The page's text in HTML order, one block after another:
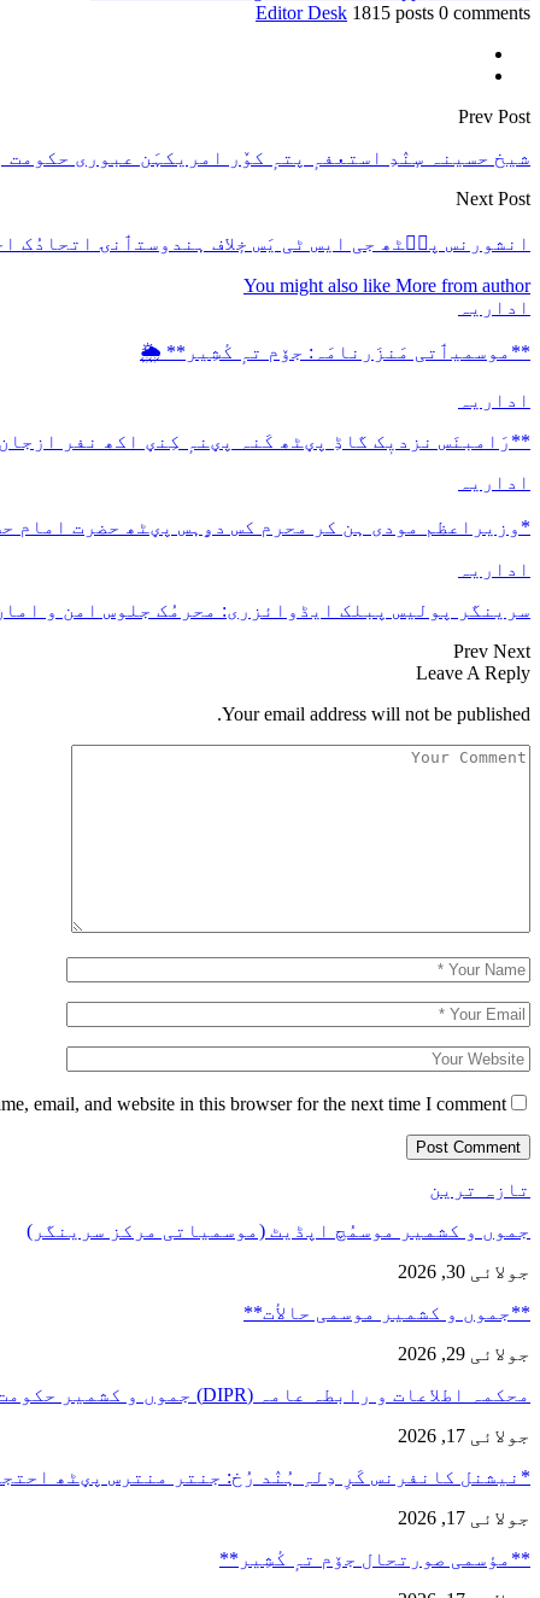
Editor Desk 1815 posts 0 comments
Prev Post
شیخ حسینہ سٕنٛدِ استعفہٕ پتہٕ کوٚر امریکہَن عبوری حکومت
Next Post
انشورنس پٮ۪ٹھ جی ایس ٹی یَس خٕلاف ہندوستٲنۍ اتحادُک
You might also like More from author
اداریہ
**موسمیٲتی مَنزَرنامَہ: جۆم تہٕ کٔشِیر** 🌦️
اداریہ
**رَامبنَس نزدیٖک گاڈِ پؠٹھ کَنہ پؠنہٕ کِنؠ اکھ نفر
اداریہ
*وزیراعظم مودی ہن کر محرم کس دۄہس پؠٹھ حضرت امام
اداریہ
سرینگر پولیس پبلک ایڈوائزری: محرمُک جلوس امن و
Prev Next
Leave A Reply
Your email address will not be published.
email, and website in this browser for the next time I comment.
تازہ ترین
جموں و کشمیر موسمُچ اپڈیٹ (موسمیاتی مرکز سرینگر)
جولائی 30, 2026
**جموں و كشمیر موسمی حالأت**
جولائی 29, 2026
محکمہ اطلاعات و رابطہ عامہ (DIPR) جموں و کشمیر حکومت طرفہ…
جولائی 17, 2026
*نیشنل کانفرنس کَرِ دِلہِ ہُنٛد رُخ: جنتر منترس پؠٹھ
جولائی 17, 2026
**مؤسمی صورتحال جۆم تہٕ کٔشِیر**